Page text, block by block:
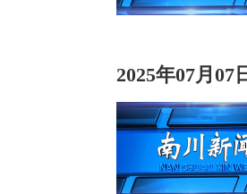
2025年07月07